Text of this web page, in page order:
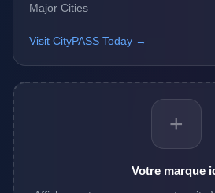
Major Cities
Visit CityPASS Today →
+
Votre marque